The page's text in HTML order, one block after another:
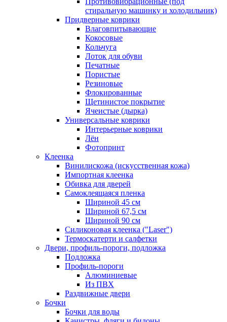
стиральную машинку и холодильник)
Придверные коврики
Влаговпитывающие
Кокосовые
Кольчуга
Лоток для обуви
Печатные
Пористые
Резиновые
Флокированные
Щетинистое покрытие
Ячеистые (дырка)
Универсальные коврики
Интерьерные коврики
Лён
Фотопринт
Клеенка
Винилискожа (искусственная кожа)
Импортная клеенка
Обивка для дверей
Самоклеящаяся пленка
Шириной 45 см
Шириной 67,5 см
Шириной 90 см
Силиконовая клеенка ("Laser")
Термоскатерти и салфетки
Двери, профиль-пороги, подложка
Подложка
Профиль-пороги
Алюминиевые
Из ПВХ
Раздвижные двери
Бочки
Бочки для воды